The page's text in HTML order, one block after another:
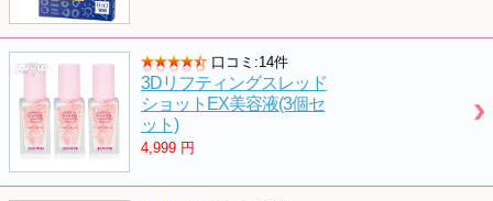
口コミ:14件
3Dリフティングスレッド
ショットEX美容液(3個セ
ット)
4,999 円